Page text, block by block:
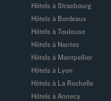
Hôtels à Strasbourg
Hôtels à Bordeaux
Hôtels à Toulouse
Hôtels à Nantes
Hôtels à Montpellier
Hôtels à Lyon
Hôtels à La Rochelle
Hôtels à Annecy